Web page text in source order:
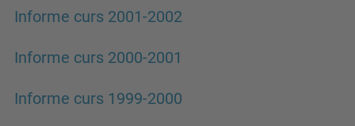
Informe curs 2001-2002
Informe curs 2000-2001
Informe curs 1999-2000